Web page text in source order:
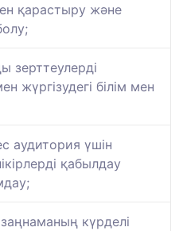
қарастыру және
зерттеулерді
жүргізудегі білім мен
аудитория үшін
қабылдау
заңнаманың күрделі